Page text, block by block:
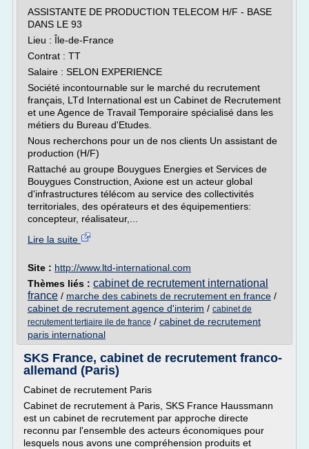
ASSISTANTE DE PRODUCTION TELECOM H/F - BASE
DANS LE 93
Lieu : Île-de-France
Contrat : TT
Salaire : SELON EXPERIENCE
Société incontournable sur le marché du recrutement
français, LTd International est un Cabinet de Recrutement
et une Agence de Travail Temporaire spécialisé dans les
métiers du Bureau d'Etudes.
Nous recherchons pour un de nos clients Un assistant de
production (H/F)
Rattaché au groupe Bouygues Energies et Services de
Bouygues Construction, Axione est un acteur global
d'infrastructures télécom au service des collectivités
territoriales, des opérateurs et des équipementiers:
concepteur, réalisateur,...
Lire la suite
Site : http://www.ltd-international.com
Thèmes liés : cabinet de recrutement international
france / marche des cabinets de recrutement en france /
cabinet de recrutement agence d'interim / cabinet de
recrutement tertiaire ile de france / cabinet de recrutement
paris international
SKS France, cabinet de recrutement franco-
allemand (Paris)
Cabinet de recrutement Paris
Cabinet de recrutement à Paris, SKS France Haussmann
est un cabinet de recrutement par approche directe
reconnu par l'ensemble des acteurs économiques pour
lesquels nous avons une compréhension produits et